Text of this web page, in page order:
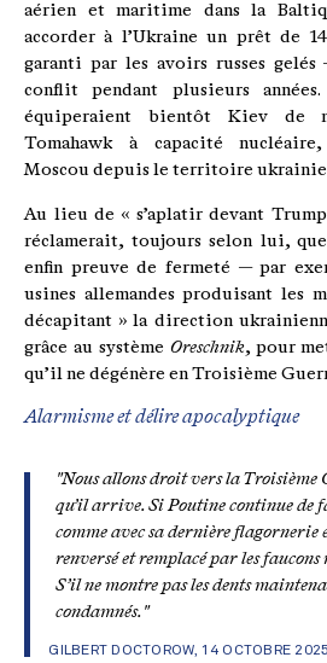
aérien et maritime dans la
accorder à l’Ukraine un prêt de
garanti par les avoirs russes
conflit pendant plusieurs
équiperaient bientôt Kiev de
Tomahawk à capacité nucléaire,
Moscou depuis le territoire
Au lieu de « s’aplatir devant
réclamerait, toujours selon lui,
enfin preuve de fermeté — par
usines allemandes produisant les
décapitant » la direction
grâce au système Oreschnik, pour
qu’il ne dégénère en Troisième
Alarmisme et délire apocalyptique
"Nous allons droit vers la Troisième
qu’il arrive. Si Poutine continue de
comme avec sa dernière flagornerie
renversé et remplacé par les faucons
S’il ne montre pas les dents
condamnés."
GILBERT DOCTOROW, 14 OCTOBRE 2025